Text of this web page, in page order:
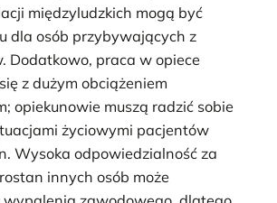
międzyludzkich mogą być
dla osób przybywających z
Dodatkowo, praca w opiece
z dużym obciążeniem
opiekunowie muszą radzić sobie
życiowymi pacjentów
Wysoka odpowiedzialność za
innych osób może